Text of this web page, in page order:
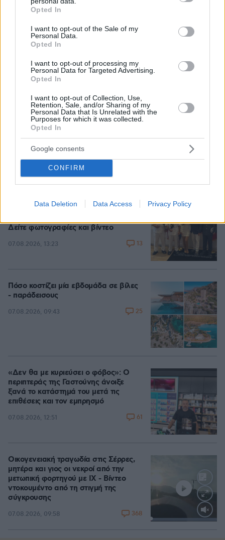
grant or deny consent to Google and its third-party tags to
use your data for below specified purposes in below Google
consent section.
Opted In
I want to opt-out of the Sale of my
Personal Data.
Opted In
I want to opt-out of processing my
Personal Data for Targeted Advertising.
Opted In
I want to opt-out of Collection, Use,
Retention, Sale, and/or Sharing of my
Personal Data that Is Unrelated with the
Purposes for which it was collected.
Opted In
Google consents
CONFIRM
Data Deletion Data Access Privacy Policy
Συνελήφθη στη Γερμανία 31χρονος
για δολοφονίες μελών της Greek
Mafia, κατηγορείται και για την
Ζαμπούνη
07.08.2026, 10:33
Σε 11 μήνες με αναστολή
καταδικάστηκε ο 55χρονος στον
Μυστρά: «Δεν ήταν οικονομικά τα
κίνητρά μου, είχα την ανάγκη να τον
κρατήσω άφθαρτο»
07.08.2026, 14:04
Στο mega yacht «Boardwalk» στην
Κέρκυρα η δεξίωση για τα 250 χρόνια
Δείτε φωτογραφίες και βίντεο
07.08.2026, 13:23 13
Πόσο κοστίζει μία εβδομάδα σε βίλες
- παράδεισους
07.08.2026, 09:43 25
«Δεν θα με κυριεύσει ο φόβος»: Ο
περιπτεράς της Γαστούνης άνοιξε
ξανά το κατάστημά του μετά τις
επιθέσεις και τον εμπρησμό
07.08.2026, 12:51 61
Loaded:
Οικογενειακή τραγωδία στις Σέρρες,
μητέρα και γιος οι νεκροί από την
μετωπική φορτηγού με ΙΧ - Βίντεο
ντοκουμέντο από τη στιγμή της
σύγκρουσης
07.08.2026, 09:58 368